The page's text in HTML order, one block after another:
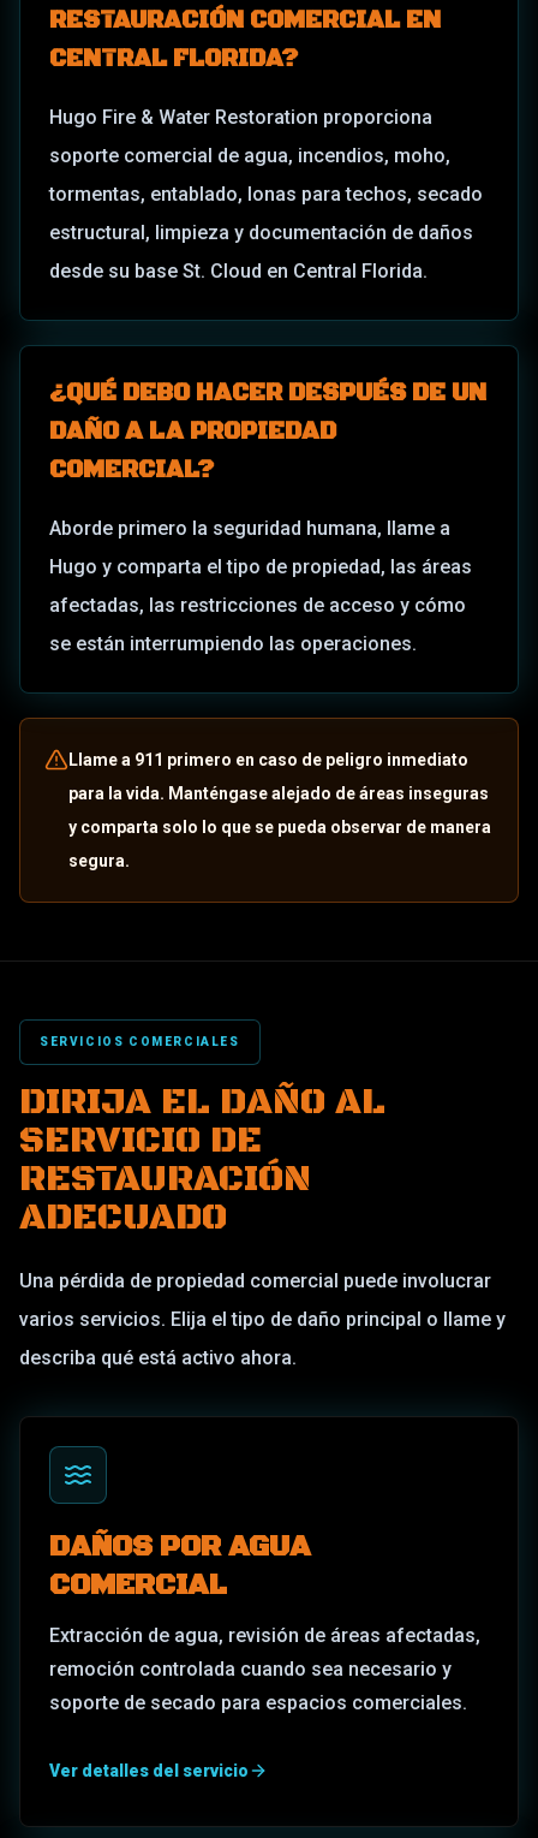
RESTAURACIÓN COMERCIAL EN
CENTRAL FLORIDA?
Hugo Fire & Water Restoration proporciona
soporte comercial de agua, incendios, moho,
tormentas, entablado, lonas para techos, secado
estructural, limpieza y documentación de daños
desde su base St. Cloud en Central Florida.
¿QUÉ DEBO HACER DESPUÉS DE UN
DAÑO A LA PROPIEDAD
COMERCIAL?
Aborde primero la seguridad humana, llame a
Hugo y comparta el tipo de propiedad, las áreas
afectadas, las restricciones de acceso y cómo
se están interrumpiendo las operaciones.
Llame a 911 primero en caso de peligro inmediato
para la vida. Manténgase alejado de áreas inseguras
y comparta solo lo que se pueda observar de manera
segura.
SERVICIOS COMERCIALES
DIRIJA EL DAÑO AL
SERVICIO DE
RESTAURACIÓN
ADECUADO
Una pérdida de propiedad comercial puede involucrar
varios servicios. Elija el tipo de daño principal o llame y
describa qué está activo ahora.
DAÑOS POR AGUA
COMERCIAL
Extracción de agua, revisión de áreas afectadas,
remoción controlada cuando sea necesario y
soporte de secado para espacios comerciales.
Ver detalles del servicio